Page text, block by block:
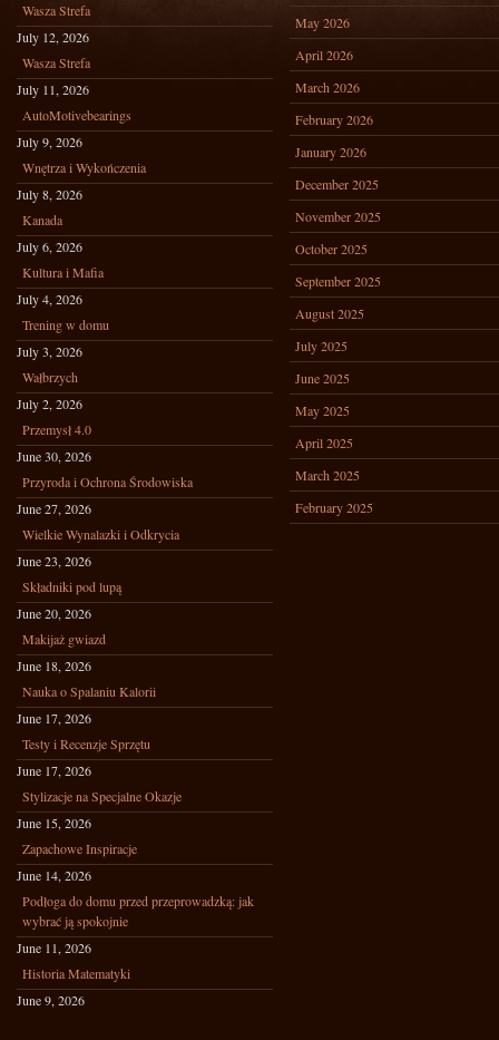
Wasza Strefa
July 12, 2026
Wasza Strefa
July 11, 2026
AutoMotivebearings
July 9, 2026
Wnętrza i Wykończenia
July 8, 2026
Kanada
July 6, 2026
Kultura i Mafia
July 4, 2026
Trening w domu
July 3, 2026
Wałbrzych
July 2, 2026
Przemysł 4.0
June 30, 2026
Przyroda i Ochrona Środowiska
June 27, 2026
Wielkie Wynalazki i Odkrycia
June 23, 2026
Składniki pod lupą
June 20, 2026
Makijaż gwiazd
June 18, 2026
Nauka o Spalaniu Kalorii
June 17, 2026
Testy i Recenzje Sprzętu
June 17, 2026
Stylizacje na Specjalne Okazje
June 15, 2026
Zapachowe Inspiracje
June 14, 2026
Podłoga do domu przed przeprowadzką: jak
wybrać ją spokojnie
June 11, 2026
Historia Matematyki
June 9, 2026
May 2026
April 2026
March 2026
February 2026
January 2026
December 2025
November 2025
October 2025
September 2025
August 2025
July 2025
June 2025
May 2025
April 2025
March 2025
February 2025